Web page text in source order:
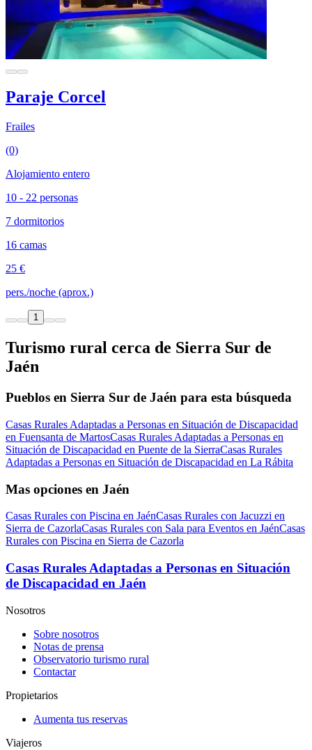
Paraje Corcel
Frailes
(0)
Alojamiento entero
10 - 22 personas
7 dormitorios
16 camas
25 €
pers./noche (aprox.)
1
Turismo rural cerca de Sierra Sur de
Jaén
Pueblos en Sierra Sur de Jaén para esta búsqueda
Casas Rurales Adaptadas a Personas en Situación de Discapacidad
en Fuensanta de MartosCasas Rurales Adaptadas a Personas en
Situación de Discapacidad en Puente de la SierraCasas Rurales
Adaptadas a Personas en Situación de Discapacidad en La Rábita
Mas opciones en Jaén
Casas Rurales con Piscina en JaénCasas Rurales con Jacuzzi en
Sierra de CazorlaCasas Rurales con Sala para Eventos en JaénCasas
Rurales con Piscina en Sierra de Cazorla
Casas Rurales Adaptadas a Personas en Situación
de Discapacidad en Jaén
Nosotros
Sobre nosotros
Notas de prensa
Observatorio turismo rural
Contactar
Propietarios
Aumenta tus reservas
Viajeros